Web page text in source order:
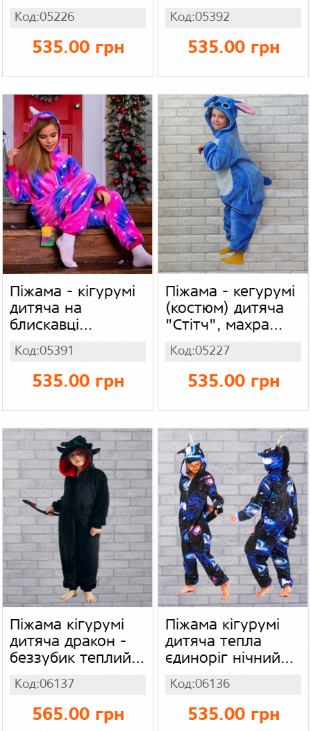
(вельсофт)
Код:05226
535.00 грн
"Єдиноріг",
вельсофт (махра)
Код:05392
535.00 грн
Піжама - кігурумі
дитяча на
блискавці
"Єдиноріг",
вельсофт (махра)
Код:05391
535.00 грн
Піжама - кегурумі
(костюм) дитяча
"Стітч", махра
(вельсофт)
Код:05227
535.00 грн
Піжама кігурумі
дитяча дракон -
беззубик теплий
чорний, вельсофт
Код:06137
565.00 грн
Піжама кігурумі
дитяча тепла
єдиноріг нічний
космос, вельсофт
Код:06136
535.00 грн